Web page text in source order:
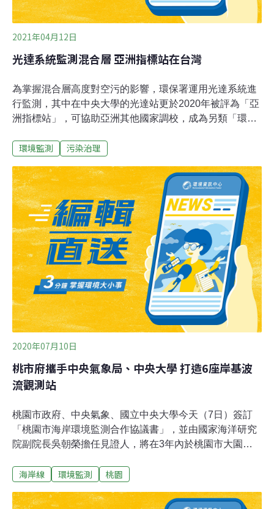
2021年04月12日
光達系統監測混合層 亞洲指標站在台灣
為掌握混合層高度對空污的影響，環保署運用光達系統進
行監測，其中在中央大學的光達站更於2020年被評為「亞
洲指標站」，可協助亞洲其他國家調校，成為另類「環保
「微脈衝雷射雷達」（簡稱光達系統），由地面仿效雷達
計算出大氣中物體位置、高度及光學特徵，高度最高可達
25至30公里。環保署說明，此系統已被廣泛應用於各類環
境監測領域，其中包括氣膠、雲、臭氧及微量氣體等垂直
監測與研究；同時也可了解高層大氣如平流層臭氧與平流
層冰晶雲。光達系統全球共26座，台灣目前布設4座，中
央大學大氣科學系副教授王聖翔表示，由於光達含有
NASA技術，且廣泛為NASA所採用，「甚至可用於武器
定位」，中國、香港等地並無相關技術設置；成為「亞洲
指標站」的意義在於，若亞洲其他國家光達需要校準、測
試，都必須到中央大學。
環境監測 污染治理
2020年07月10日
桃市府攜手中央氣象局、中央大學 打造6座岸基波
流觀測站
桃園市政府、中央氣象、國立中央大學今天（7日）簽訂
「桃園市海岸環境監測合作協議書」，並由國家海洋研究
院副院長吳朝榮擔任見證人，將在3年內於桃園市大園、
據將作為桃市海洋保育政策的參考，不僅是地方政府首
長鄭文燦、中央氣象局局長鄭明典、中央大學校長周景揚
海岸線 環境監測 桃園